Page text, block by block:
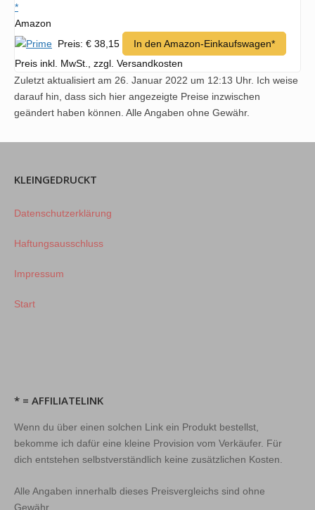
*
Amazon
Preis: € 38,15
In den Amazon-Einkaufswagen*
Preis inkl. MwSt., zzgl. Versandkosten
Zuletzt aktualisiert am 26. Januar 2022 um 12:13 Uhr. Ich weise
darauf hin, dass sich hier angezeigte Preise inzwischen
geändert haben können. Alle Angaben ohne Gewähr.
KLEINGEDRUCKT
Datenschutzerklärung
Haftungsausschluss
Impressum
Start
* = AFFILIATELINK
Wenn du über einen solchen Link ein Produkt bestellst,
bekomme ich dafür eine kleine Provision vom Verkäufer. Für
dich entstehen selbstverständlich keine zusätzlichen Kosten.
Alle Angaben innerhalb dieses Preisvergleichs sind ohne
Gewähr.